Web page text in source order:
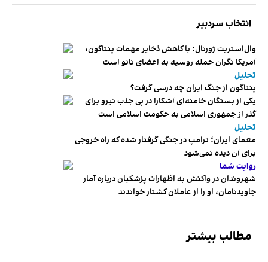
انتخاب سردبیر
وال‌استریت ژورنال: با کاهش ذخایر مهمات پنتاگون،
آمریکا نگران حمله روسیه به اعضای ناتو‌ است
تحلیل
پنتاگون از جنگ ایران چه درسی گرفت؟
یکی از بستگان خامنه‌ای آشکارا در پی جذب نیرو برای
گذر از جمهوری اسلامی به حکومت اسلامی است
تحلیل
معمای ایران؛ ترامپ در جنگی گرفتار شده که راه خروجی
برای آن دیده نمی‌شود
روایت شما
شهروندان در واکنش به اظهارات پزشکیان درباره آمار
جاویدنامان، او را از عاملان کشتار خواندند
مطالب بیشتر